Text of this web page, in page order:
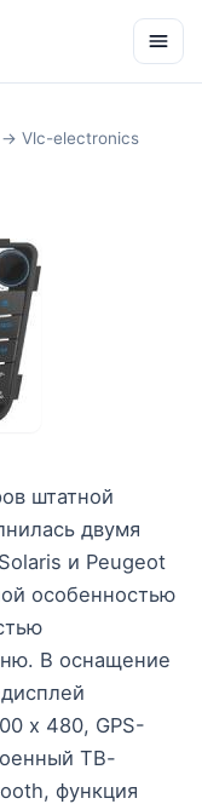
→ Vlc-electronics
штатной
двумя
и Peugeot
особенностью
В оснащение
x 480, GPS-
ТВ-
функция